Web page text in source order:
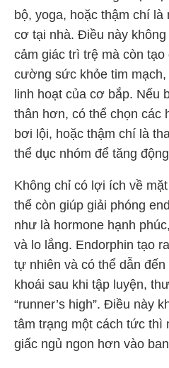
bộ, yoga, hoặc thậm chí là
cơ tại nhà. Điều này
cảm giác trì trệ mà còn
cường sức khỏe tim
linh hoạt của cơ bắp. Nếu
thân hơn, có thể chọn các
bơi lội, hoặc thậm chí là
thể dục nhóm để tăng
Không chỉ có lợi ích về
thể còn giúp giải phóng
như là hormone hạnh
và lo lắng. Endorphin tạo
tự nhiên và có thể dẫn
khoái sau khi tập luyện,
“runner’s high”. Điều này
tâm trạng một cách tức thì
giấc ngủ ngon hơn vào